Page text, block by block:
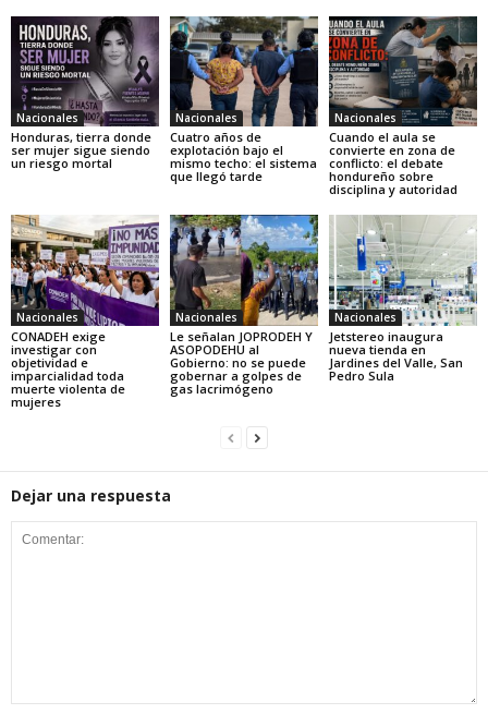
Nacionales
Honduras, tierra donde
ser mujer sigue siendo
un riesgo mortal
Nacionales
Cuatro años de
explotación bajo el
mismo techo: el sistema
que llegó tarde
Nacionales
Cuando el aula se
convierte en zona de
conflicto: el debate
hondureño sobre
disciplina y autoridad
Nacionales
CONADEH exige
investigar con
objetividad e
imparcialidad toda
muerte violenta de
mujeres
Nacionales
Le señalan JOPRODEH Y
ASOPODEHU al
Gobierno: no se puede
gobernar a golpes de
gas lacrimógeno
Nacionales
Jetstereo inaugura
nueva tienda en
Jardines del Valle, San
Pedro Sula
Dejar una respuesta